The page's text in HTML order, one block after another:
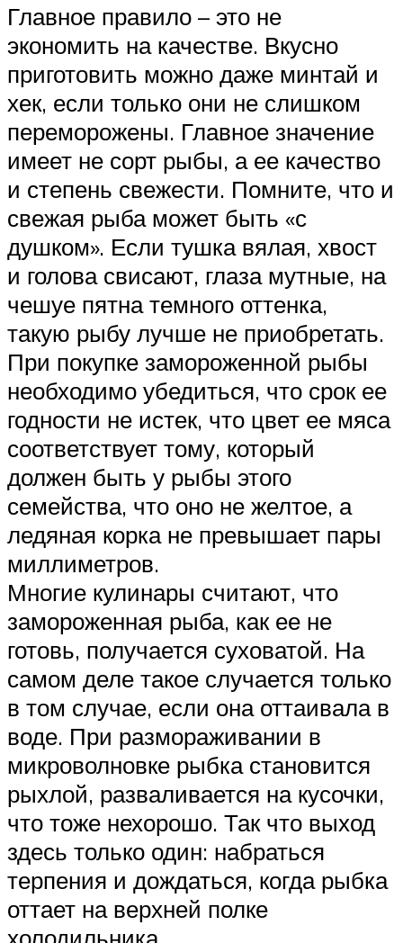
Главное правило – это не
экономить на качестве. Вкусно
приготовить можно даже минтай и
хек, если только они не слишком
переморожены. Главное значение
имеет не сорт рыбы, а ее качество
и степень свежести. Помните, что и
свежая рыба может быть «с
душком». Если тушка вялая, хвост
и голова свисают, глаза мутные, на
чешуе пятна темного оттенка,
такую рыбу лучше не приобретать.
При покупке замороженной рыбы
необходимо убедиться, что срок ее
годности не истек, что цвет ее мяса
соответствует тому, который
должен быть у рыбы этого
семейства, что оно не желтое, а
ледяная корка не превышает пары
миллиметров.
Многие кулинары считают, что
замороженная рыба, как ее не
готовь, получается суховатой. На
самом деле такое случается только
в том случае, если она оттаивала в
воде. При размораживании в
микроволновке рыбка становится
рыхлой, разваливается на кусочки,
что тоже нехорошо. Так что выход
здесь только один: набраться
терпения и дождаться, когда рыбка
оттает на верхней полке